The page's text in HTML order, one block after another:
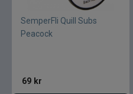
SemperFli Quill Subs
Peacock
69 kr